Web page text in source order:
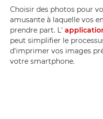
Choisir des photos pour
amusante à laquelle vos
prendre part. L'
peut simplifier le
d'imprimer vos images
votre smartphone.